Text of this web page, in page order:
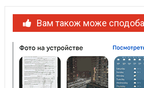
Вам також може